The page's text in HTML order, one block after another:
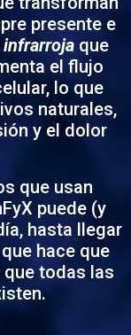
presente e
que
el flujo
lo que
naturales,
y el dolor
que usan
puede (y
hasta llegar
hace que
todas las